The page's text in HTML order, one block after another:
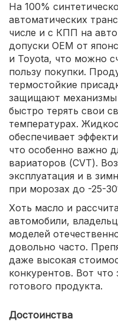
На 100%
автоматических
числе и с КПП на
допуски OEM от
и Toyota, что можно
пользу покупки.
термостойкие
защищают механизмы
быстро терять свои
температурах.
обеспечивает
что особенно важно
вариаторов (CVT).
эксплуатация и в
при морозах до -25-
Хоть масло и
автомобили,
моделей
довольно часто.
даже высокая
конкурентов. Вот что
готового продукта.
Достоинства